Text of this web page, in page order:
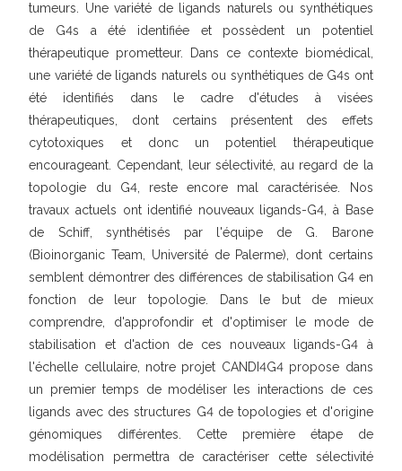
tumeurs. Une variété de ligands naturels ou synthétiques
de G4s a été identifiée et possèdent un potentiel
thérapeutique prometteur. Dans ce contexte biomédical,
une variété de ligands naturels ou synthétiques de G4s ont
été identifiés dans le cadre d'études à visées
thérapeutiques, dont certains présentent des effets
cytotoxiques et donc un potentiel thérapeutique
encourageant. Cependant, leur sélectivité, au regard de la
topologie du G4, reste encore mal caractérisée. Nos
travaux actuels ont identifié nouveaux ligands-G4, à Base
de Schiff, synthétisés par l'équipe de G. Barone
(Bioinorganic Team, Université de Palerme), dont certains
semblent démontrer des différences de stabilisation G4 en
fonction de leur topologie. Dans le but de mieux
comprendre, d'approfondir et d'optimiser le mode de
stabilisation et d'action de ces nouveaux ligands-G4 à
l'échelle cellulaire, notre projet CANDI4G4 propose dans
un premier temps de modéliser les interactions de ces
ligands avec des structures G4 de topologies et d'origine
génomiques différentes. Cette première étape de
modélisation permettra de caractériser cette sélectivité